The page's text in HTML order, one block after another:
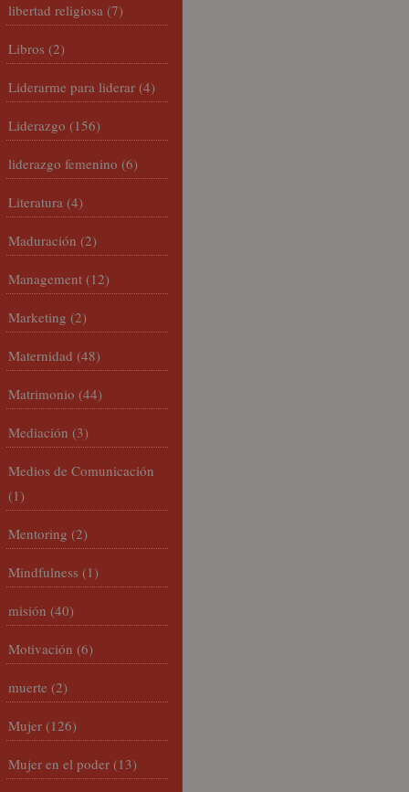
libertad religiosa (7)
Libros (2)
Liderarme para liderar (4)
Liderazgo (156)
liderazgo femenino (6)
Literatura (4)
Maduración (2)
Management (12)
Marketing (2)
Maternidad (48)
Matrimonio (44)
Mediación (3)
Medios de Comunicación
(1)
Mentoring (2)
Mindfulness (1)
misión (40)
Motivación (6)
muerte (2)
Mujer (126)
Mujer en el poder (13)